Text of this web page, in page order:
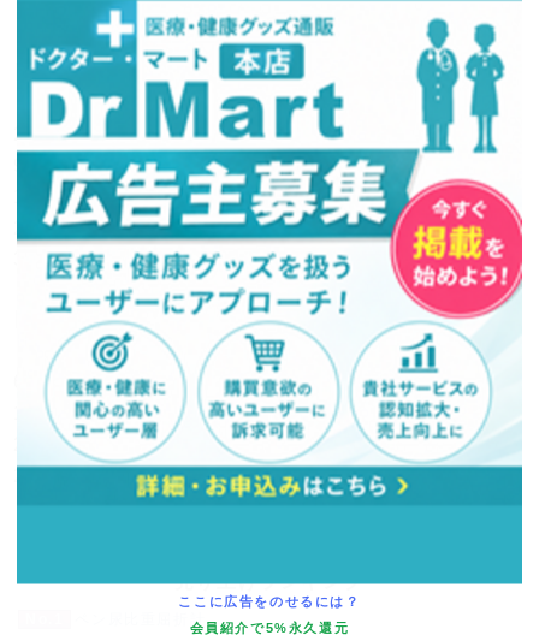
営業日カレンダー
今月(2026年8月)
日
月 火 金
土
1
2
4 5 6 7
8
1011 121314
15
1718192021 22
242526272829
31
翌月(2026年9月)
月 火 水 木 金 土
2 4
7 8 9 1011 12
14 15161718
19
2122 23 2425
(
発送業務休日)
売り上げランキング
ペン尿比重屈折計 ...
ここに広告をのせるには？
会員紹介で5%永久還元